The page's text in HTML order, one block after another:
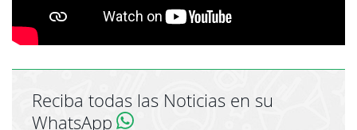
Reciba todas las Noticias en su
WhatsApp